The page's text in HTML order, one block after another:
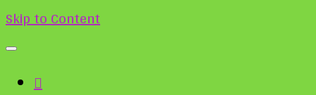
Skip to Content